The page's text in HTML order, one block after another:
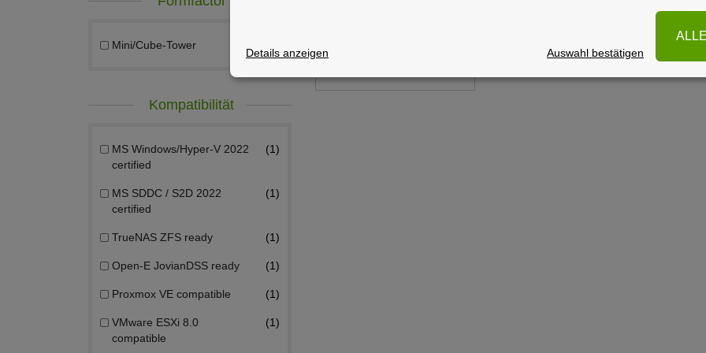
Mini/Cube-Tower
Kompatibilität
1
MS Windows/Hyper-V 2022
certified
1
MS SDDC / S2D 2022
certified
1
TrueNAS ZFS ready
1
Open-E JovianDSS ready
1
Proxmox VE compatible
1
VMware ESXi 8.0
compatible
Details anzeigen Auswahl bestätigen